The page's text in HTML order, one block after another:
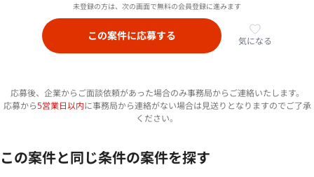
未登録の方は、次の画面で無料の会員登録に進みます
この案件に応募する 気になる
応募後、企業からご面談依頼があった場合のみ事務局からご連絡いたします。
応募から5営業日以内に事務局から連絡がない場合は見送りとなりますのでご了承
ください。
この案件と同じ条件の案件を探す